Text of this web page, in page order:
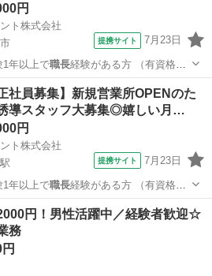
円
ト株式会社
提携サイト 7月23日
年以上で職長経験がある方 （有資格者
社員募集】新規営業所OPENのた
導スタッフ大募集◎嬉しい月…
円
ト株式会社
提携サイト 7月23日
年以上で職長経験がある方 （有資格者
その他
円！男性活躍中／経験者歓迎☆
務